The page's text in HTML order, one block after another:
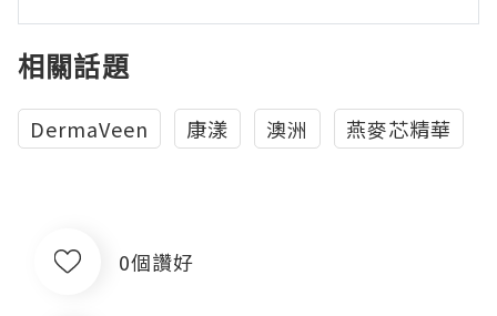
相關話題
DermaVeen 康漾 澳洲 燕麥芯精華
0個讚好